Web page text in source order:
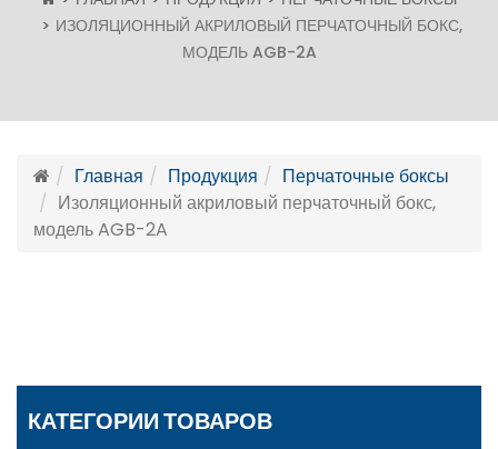
ИЗОЛЯЦИОННЫЙ АКРИЛОВЫЙ ПЕРЧАТОЧНЫЙ БОКС,
МОДЕЛЬ AGB-2A
Главная Продукция
Перчаточные боксы
Изоляционный акриловый перчаточный бокс,
модель AGB-2A
КАТЕГОРИИ ТОВАРОВ